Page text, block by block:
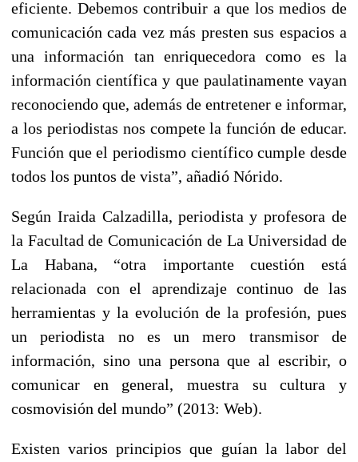
eficiente. Debemos contribuir a que los medios de
comunicación cada vez más presten sus espacios a
una información tan enriquecedora como es la
información científica y que paulatinamente vayan
reconociendo que, además de entretener e informar,
a los periodistas nos compete la función de educar.
Función que el periodismo científico cumple desde
todos los puntos de vista”, añadió Nórido.
Según Iraida Calzadilla, periodista y profesora de
la Facultad de Comunicación de La Universidad de
La Habana, “otra importante cuestión está
relacionada con el aprendizaje continuo de las
herramientas y la evolución de la profesión, pues
un periodista no es un mero transmisor de
información, sino una persona que al escribir, o
comunicar en general, muestra su cultura y
cosmovisión del mundo” (2013: Web).
Existen varios principios que guían la labor del